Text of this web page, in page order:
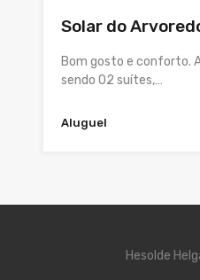
Solar do
Bom gosto e conforto.
sendo 02 suítes,…
Aluguel
Hesolde